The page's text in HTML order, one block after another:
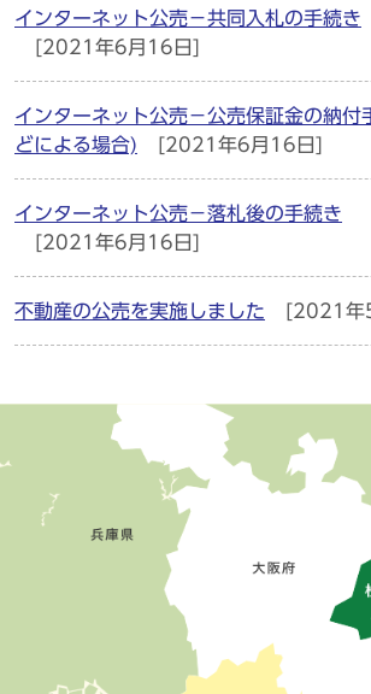
インターネット公売－共同入札の手続き
[2021年6月16日]
インターネット公売－公売保証金の納付
どによる場合)
[2021年6月16日]
インターネット公売－落札後の手続き
[2021年6月16日]
不動産の公売を実施しました [2021年